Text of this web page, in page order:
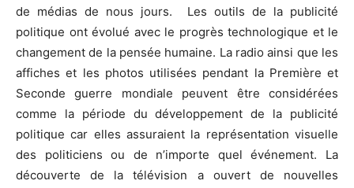
de médias de nous jours. Les outils de la publicité
politique ont évolué avec le progrès technologique et le
changement de la pensée humaine. La radio ainsi que les
affiches et les photos utilisées pendant la Première et
Seconde guerre mondiale peuvent être considérées
comme la période du développement de la publicité
politique car elles assuraient la représentation visuelle
des politiciens ou de n’importe quel événement. La
découverte de la télévision a ouvert de nouvelles